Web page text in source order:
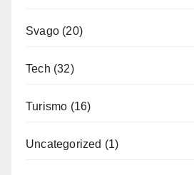
Svago (20)
Tech (32)
Turismo (16)
Uncategorized (1)